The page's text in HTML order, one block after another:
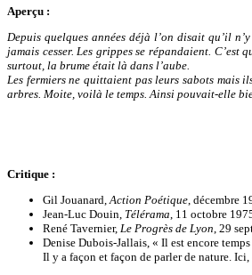
Aperçu :
Depuis quelques années déjà l’on disait qu’il
jamais cesser. Les grippes se répandaient.
surtout, la brume était là dans l’aube.
Les fermiers ne quittaient pas leurs sabots mais
arbres. Moite, voilà le temps. Ainsi pouvait-elle
Critique :
Gil Jouanard,Action Poétique, décembre
Jean-Luc Douin, Télérama, 11 octobre
René Tavernier, Le Progrès de Lyon, 29
Denise Dubois-Jallais, « Il est encore
Il y a façon et façon de parler de nature.